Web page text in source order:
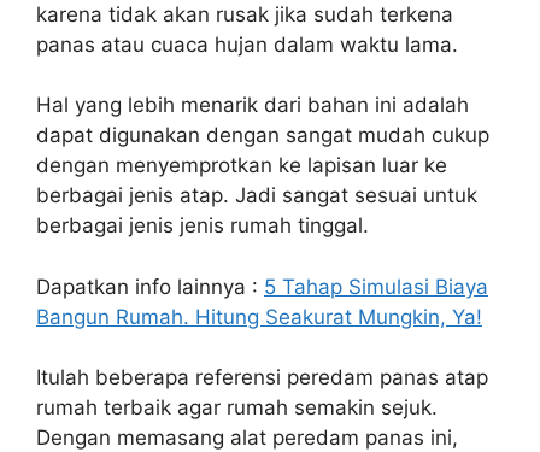
karena tidak akan rusak jika sudah terkena
panas atau cuaca hujan dalam waktu lama.
Hal yang lebih menarik dari bahan ini adalah
dapat digunakan dengan sangat mudah cukup
dengan menyemprotkan ke lapisan luar ke
berbagai jenis atap. Jadi sangat sesuai untuk
berbagai jenis jenis rumah tinggal.
Dapatkan info lainnya : 5 Tahap Simulasi Biaya
Bangun Rumah. Hitung Seakurat Mungkin, Ya!
Itulah beberapa referensi peredam panas atap
rumah terbaik agar rumah semakin sejuk.
Dengan memasang alat peredam panas ini,